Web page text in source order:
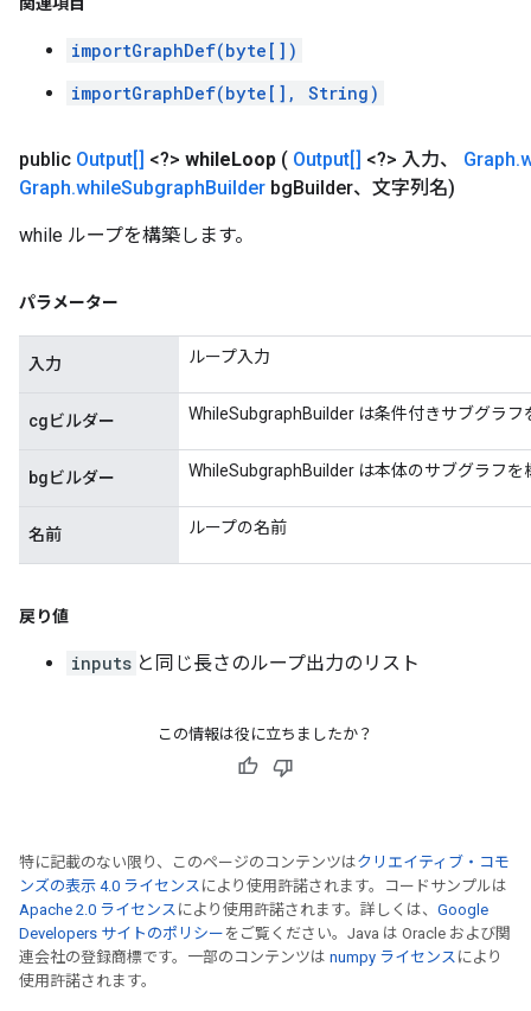
importGraphDef(byte[])
importGraphDef(byte[], String)
public Output[] <?> whileLoop ( Output[] <?> 入力、 Graph.
Graph.whileSubgraphBuilder bgBuilder、文字列名)
while ループを構築します。
パラメーター
入力 ループ入力
cgビルダー WhileSubgraphBuilder は条件付きサブグラフ
bgビルダー WhileSubgraphBuilder は本体のサブグラフを
名前 ループの名前
戻り値
inputs と同じ長さのループ出力のリスト
この情報は役に立ちましたか？
特に記載のない限り、このページのコンテンツはクリエイティブ・コモ
ンズの表示 4.0 ライセンス により使用許諾されます。コードサンプルは
Apache 2.0 ライセンス により使用許諾されます。詳しくは、 Google
Developers サイトのポリシー をご覧ください。Java は Oracle および関
連会社の登録商標です。一部のコンテンツは numpy ライセンス により
使用許諾されます。